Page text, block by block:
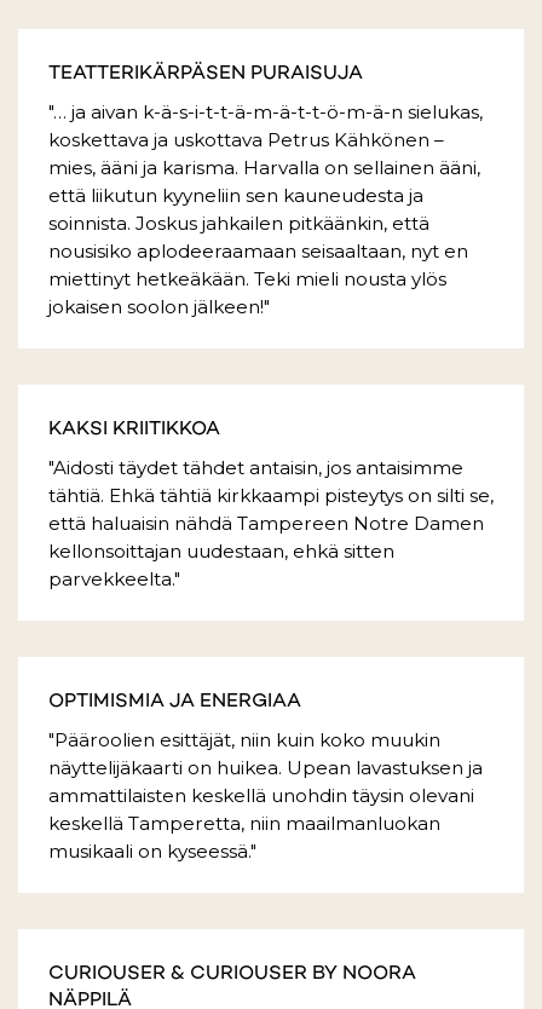
TEATTERIKÄRPÄSEN PURAISUJA
"… ja aivan k-ä-s-i-t-t-ä-m-ä-t-t-ö-m-ä-n sielukas,
koskettava ja uskottava Petrus Kähkönen –
mies, ääni ja karisma. Harvalla on sellainen ääni,
että liikutun kyyneliin sen kauneudesta ja
soinnista. Joskus jahkailen pitkäänkin, että
nousisiko aplodeeraamaan seisaaltaan, nyt en
miettinyt hetkeäkään. Teki mieli nousta ylös
jokaisen soolon jälkeen!"
KAKSI KRIITIKKOA
"Aidosti täydet tähdet antaisin, jos antaisimme
tähtiä. Ehkä tähtiä kirkkaampi pisteytys on silti se,
että haluaisin nähdä Tampereen Notre Damen
kellonsoittajan uudestaan, ehkä sitten
parvekkeelta."
OPTIMISMIA JA ENERGIAA
"Pääroolien esittäjät, niin kuin koko muukin
näyttelijäkaarti on huikea. Upean lavastuksen ja
ammattilaisten keskellä unohdin täysin olevani
keskellä Tamperetta, niin maailmanluokan
musikaali on kyseessä."
CURIOUSER & CURIOUSER BY NOORA
NÄPPILÄ